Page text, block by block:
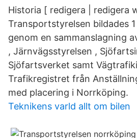
Historia [ redigera | redigera
Transportstyrelsen bildades
genom en sammanslagning
, Järnvägsstyrelsen ,
Sjöfartsverket samt
Trafikregistret från
med placering i Norrköping.
Teknikens varld allt om bilen